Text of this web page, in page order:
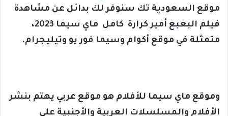
موقع السعودية تك سنوفر لك بدائل عن مشاهدة
فيلم البعبع أمير كرارة كامل ماي سيما 2023،
متمثلة في موقع أكوام وسيما فور يو وتيليجرام.
وموقع ماي سيما للأفلام هو موقع عربي يهتم بنشر
الأفلام والمسلسلات العربية والأجنبية على